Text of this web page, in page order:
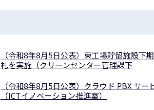
（令和8年8⽉5⽇公表）東工場貯留施設
札を実施（クリーンセンター管理課下
（令和8年8月5⽇公表）クラウド PBX サ
（ICTイノベーション推進室）